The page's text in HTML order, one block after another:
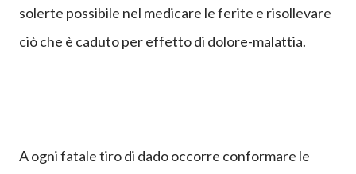
solerte possibile nel medicare le ferite e risollevare
ciò che è caduto per effetto di dolore-malattia.
A ogni fatale tiro di dado occorre conformare le